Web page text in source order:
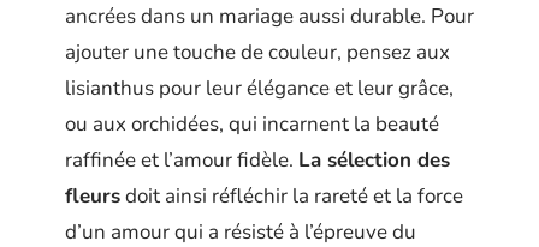
ancrées dans un mariage aussi durable. Pour
ajouter une touche de couleur, pensez aux
lisianthus pour leur élégance et leur grâce,
ou aux orchidées, qui incarnent la beauté
raffinée et l’amour fidèle. La sélection des
fleursdoit ainsi réfléchir la rareté et la force
d’un amour qui a résisté à l’épreuve du